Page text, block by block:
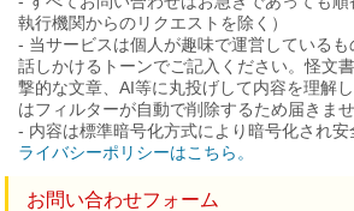
執行機関からのリクエストを除く）
- 当サービスは個人が趣味で運営しているも
話しかけるトーンでご記入ください。怪文
撃的な文章、AI等に丸投げして内容を理解
はフィルターが自動で削除するため届きませ
- 内容は標準暗号化方式により暗号化され安
ライバシーポリシーはこちら。
お問い合わせフォーム